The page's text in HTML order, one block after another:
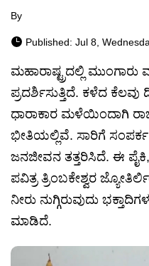
By
Published: Jul 8,
ಮಹಾರಾಷ್ಟ್ರದಲ್ಲಿ
ಪ್ರದರ್ಶಿಸುತ್ತಿದೆ. ಕಳೆದ
ಧಾರಾಕಾರ ಮಳೆಯಿಂದಾಗಿ
ಭೀತಿಯಲ್ಲಿವೆ. ಸಾರಿಗೆ
ಜನಜೀವನ ತತ್ತರಿಸಿದೆ. ಈ
ಪವಿತ್ರ ತ್ರಿಂಬಕೇಶ್ವರ
ನೀರು ನುಗ್ಗಿರುವುದು
ಮಾಡಿದೆ.